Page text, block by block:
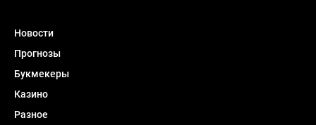
Новости
Прогнозы
Букмекеры
Казино
Разное